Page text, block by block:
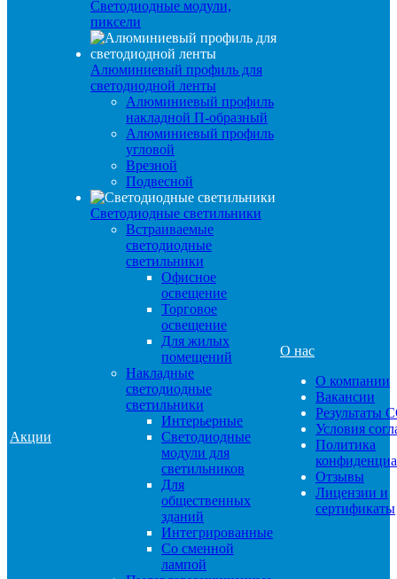
Акции
Светодиодные модули,
пиксели
Алюминиевый профиль для
светодиодной ленты
Алюминиевый профиль
накладной П-образный
Алюминиевый профиль
угловой
Врезной
Подвесной
Светодиодные светильники
Встраиваемые
светодиодные
светильники
Офисное
освещение
Торговое
освещение
Для жилых
помещений
Накладные
светодиодные
светильники
Интерьерные
Светодиодные
модули для
светильников
Для
общественных
зданий
Интегрированные
Со сменной
лампой
О нас
О компании
Вакансии
Результаты
Условия
Политика
Отзывы
Лицензии и
сертификаты